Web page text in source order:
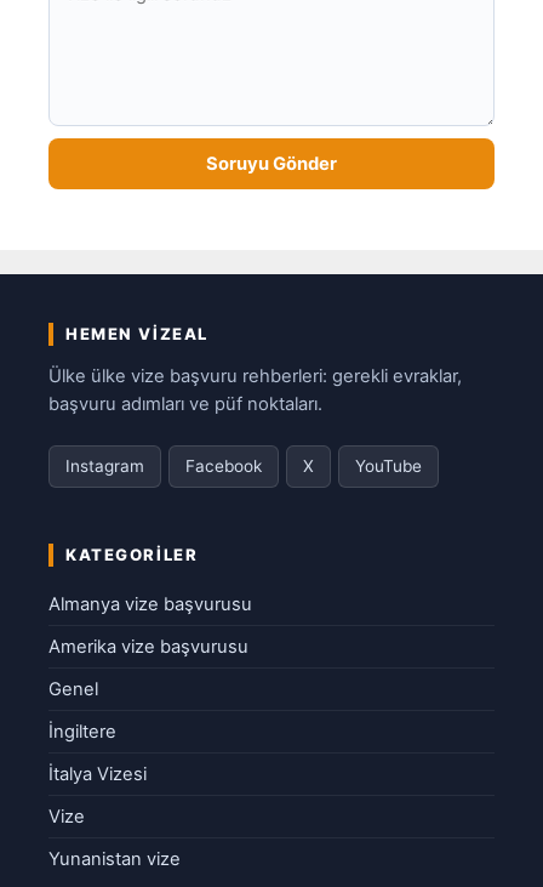
HEMEN VIZEAL
Ülke ülke vize başvuru rehberleri: gerekli evraklar,
başvuru adımları ve püf noktaları.
Instagram Facebook X YouTube
KATEGORILER
Almanya vize başvurusu
Amerika vize başvurusu
Genel
İngiltere
İtalya Vizesi
Vize
Yunanistan vize